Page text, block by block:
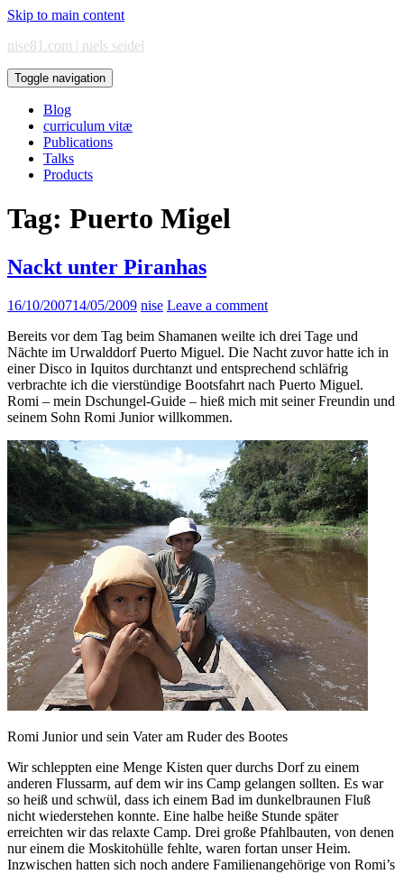
Skip to main content
nise81.com | niels seidel
Toggle navigation
Blog
curriculum vitæ
Publications
Talks
Products
Tag: Puerto Migel
Nackt unter Piranhas
16/10/200714/05/2009 nise Leave a comment
Bereits vor dem Tag beim Shamanen weilte ich drei Tage und
Nächte im Urwalddorf Puerto Miguel. Die Nacht zuvor hatte ich in
einer Disco in Iquitos durchtanzt und entsprechend schläfrig
verbrachte ich die vierstündige Bootsfahrt nach Puerto Miguel.
Romi – mein Dschungel-Guide – hieß mich mit seiner Freundin und
seinem Sohn Romi Junior willkommen.
Romi Junior und sein Vater am Ruder des Bootes
Wir schleppten eine Menge Kisten quer durchs Dorf zu einem
anderen Flussarm, auf dem wir ins Camp gelangen sollten. Es war
so heiß und schwül, dass ich einem Bad im dunkelbraunen Fluß
nicht wiederstehen konnte. Eine halbe heiße Stunde später
erreichten wir das relaxte Camp. Drei große Pfahlbauten, von denen
nur einem die Moskitohülle fehlte, waren fortan unser Heim.
Inzwischen hatten sich noch andere Familienangehörige von Romi’s